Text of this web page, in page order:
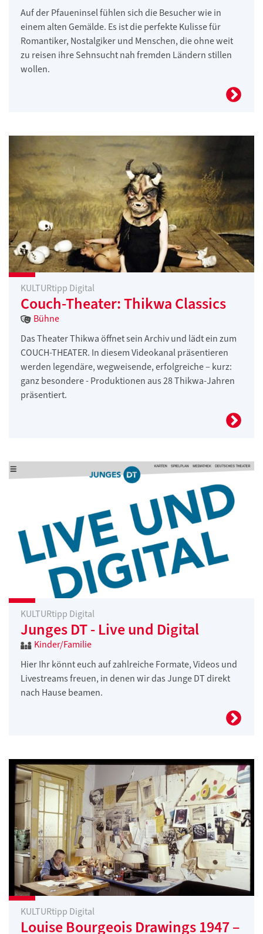
Auf der Pfaueninsel fühlen sich die Besucher wie in
einem alten Gemälde. Es ist die perfekte Kulisse für
Romantiker, Nostalgiker und Menschen, die ohne weit
zu reisen ihre Sehnsucht nah fremden Ländern stillen
wollen.
KULTURtipp Digital
Couch-Theater: Thikwa Classics
Bühne
Das Theater Thikwa öffnet sein Archiv und lädt ein zum
COUCH-THEATER. In diesem Videokanal präsentieren
werden legendäre, wegweisende, erfolgreiche – kurz:
ganz besondere - Produktionen aus 28 Thikwa-Jahren
präsentiert.
KULTURtipp Digital
Junges DT - Live und Digital
Kinder/Familie
Hier Ihr könnt euch auf zahlreiche Formate, Videos und
Livestreams freuen, in denen wir das Junge DT direkt
nach Hause beamen.
KULTURtipp Digital
Louise Bourgeois Drawings 1947 –